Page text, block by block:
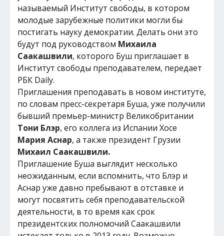
называемый Институт свободы, в котором
молодые зарубежные политики могли бы
постигать науку демократии. Делать они это
будут под руководством Михаила
Саакашвили, которого Буш приглашает в
Институт свободы преподавателем, передает
РБК Daily.
Приглашения преподавать в новом институте,
по словам пресс-секретаря Буша, уже получили
бывший премьер-министр Великобритании
Тони Блэр, его коллега из Испании Хосе
Мария Аснар, а также президент Грузии
Михаил Саакашвили.
Приглашение Буша выглядит несколько
неожиданным, если вспомнить, что Блэр и
Аснар уже давно пребывают в отставке и
могут посвятить себя преподавательской
деятельности, в то время как срок
президентских полномочий Саакашвили